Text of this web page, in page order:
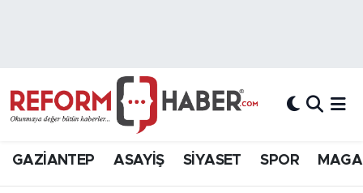
GAZİANTEP ASAYİŞ SİYASET SPOR
Hava Durumu
Süper Lig Puan Durumu ve Fikstür